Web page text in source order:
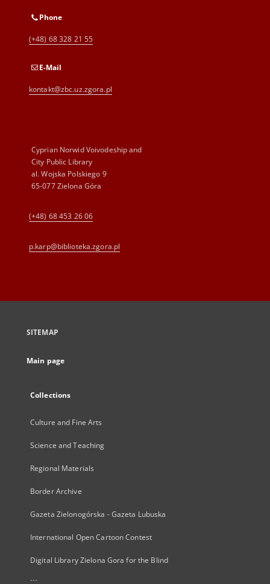
Phone
(+48) 68 328 21 55
E-Mail
kontakt@zbc.uz.zgora.pl
Cyprian Norwid Voivodeship and
City Public Library
al. Wojska Polskiego 9
65-077 Zielona Góra
(+48) 68 453 26 06
p.karp@biblioteka.zgora.pl
SITEMAP
Main page
Collections
Culture and Fine Arts
Science and Teaching
Regional Materials
Border Archive
Gazeta Zielonogórska - Gazeta Lubuska
International Open Cartoon Contest
Digital Library Zielona Gora for the Blind
...